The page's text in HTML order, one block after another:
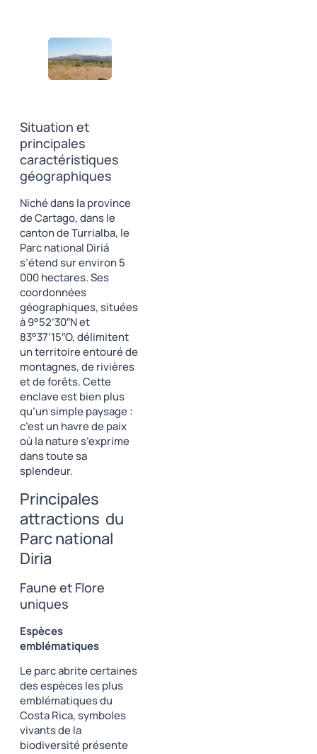
Situation et
principales
caractéristiques
géographiques
Niché dans la province
de Cartago, dans le
canton de Turrialba, le
Parc national Diriá
s’étend sur environ 5
000 hectares. Ses
coordonnées
géographiques, situées
à 9°52’30″N et
83°37’15″O, délimitent
un territoire entouré de
montagnes, de rivières
et de forêts. Cette
enclave est bien plus
qu’un simple paysage :
c’est un havre de paix
où la nature s’exprime
dans toute sa
splendeur.
Principales
attractions du
Parc national
Diria
Faune et Flore
uniques
Espèces
emblématiques
Le parc abrite certaines
des espèces les plus
emblématiques du
Costa Rica, symboles
vivants de la
biodiversité présente